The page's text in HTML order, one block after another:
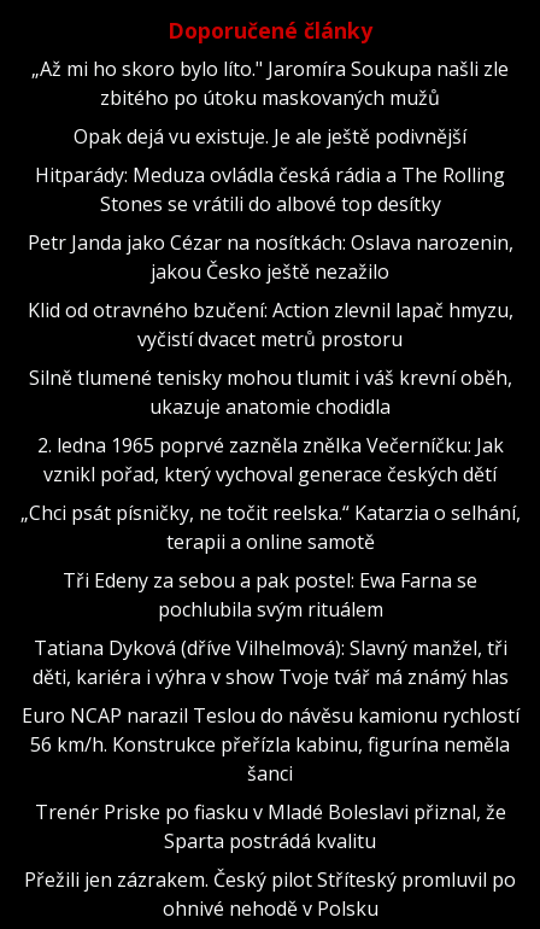
Doporučené články
„Až mi ho skoro bylo líto." Jaromíra Soukupa našli zle
zbitého po útoku maskovaných mužů
Opak dejá vu existuje. Je ale ještě podivnější
Hitparády: Meduza ovládla česká rádia a The Rolling
Stones se vrátili do albové top desítky
Petr Janda jako Cézar na nosítkách: Oslava narozenin,
jakou Česko ještě nezažilo
Klid od otravného bzučení: Action zlevnil lapač hmyzu,
vyčistí dvacet metrů prostoru
Silně tlumené tenisky mohou tlumit i váš krevní oběh,
ukazuje anatomie chodidla
2. ledna 1965 poprvé zazněla znělka Večerníčku: Jak
vznikl pořad, který vychoval generace českých dětí
„Chci psát písničky, ne točit reelska.“ Katarzia o selhání,
terapii a online samotě
Tři Edeny za sebou a pak postel: Ewa Farna se
pochlubila svým rituálem
Tatiana Dyková (dříve Vilhelmová): Slavný manžel, tři
děti, kariéra i výhra v show Tvoje tvář má známý hlas
Euro NCAP narazil Teslou do návěsu kamionu rychlostí
56 km/h. Konstrukce přeřízla kabinu, figurína neměla
šanci
Trenér Priske po fiasku v Mladé Boleslavi přiznal, že
Sparta postrádá kvalitu
Přežili jen zázrakem. Český pilot Stříteský promluvil po
ohnivé nehodě v Polsku